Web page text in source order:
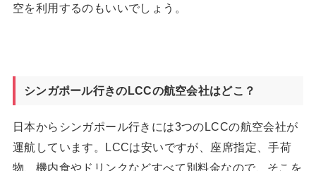
空を利用するのもいいでしょう。
シンガポール行きのLCCの航空会社はどこ？
日本からシンガポール行きには3つのLCCの航空会社が
運航しています。LCCは安いですが、座席指定、手荷
物、機内食やドリンクなどすべて別料金なので、そこを